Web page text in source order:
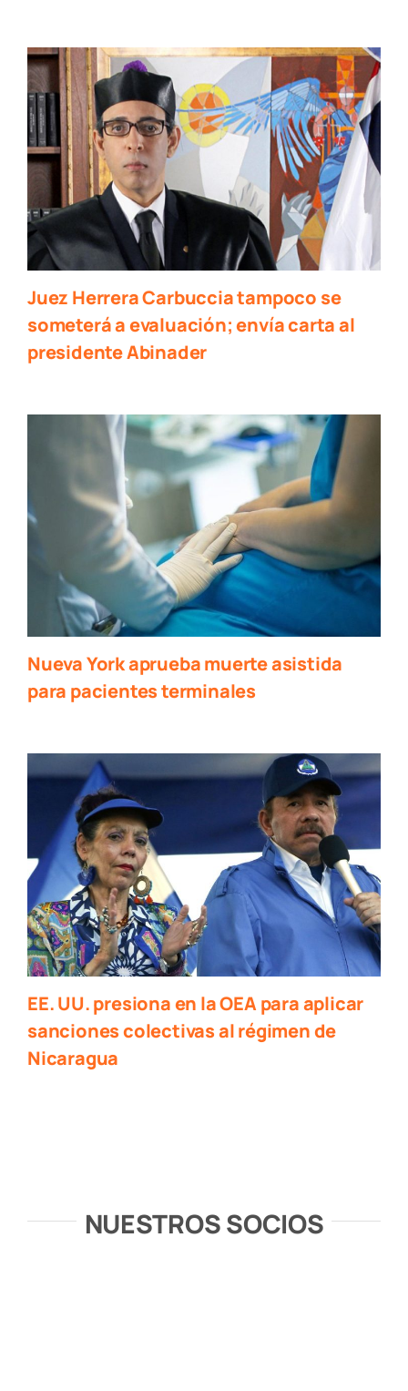
Juez Herrera Carbuccia tampoco se
someterá a evaluación; envía carta al
presidente Abinader
Nueva York aprueba muerte asistida
para pacientes terminales
EE. UU. presiona en la OEA para aplicar
sanciones colectivas al régimen de
Nicaragua
NUESTROS SOCIOS